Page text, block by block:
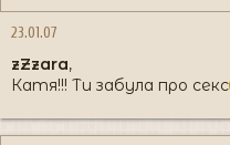
23.01.07
zZzara,
Катя!!! Ти забула про секс